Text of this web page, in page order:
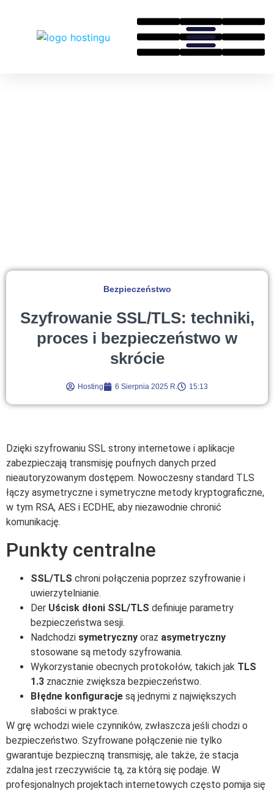
Bezpieczeństwo
Szyfrowanie SSL/TLS: techniki,
proces i bezpieczeństwo w
skrócie
Hosting 6 Sierpnia 2025 R. 15:13
Dzięki szyfrowaniu SSL strony internetowe i aplikacje
zabezpieczają transmisję poufnych danych przed
nieautoryzowanym dostępem. Nowoczesny standard TLS
łączy asymetryczne i symetryczne metody kryptograficzne,
w tym RSA, AES i ECDHE, aby niezawodnie chronić
komunikację.
Punkty centralne
SSL/TLS chroni połączenia poprzez szyfrowanie i
uwierzytelnianie.
Der Uścisk dłoni SSL/TLS definiuje parametry
bezpieczeństwa sesji.
Nadchodzi symetryczny oraz asymetryczny
stosowane są metody szyfrowania.
Wykorzystanie obecnych protokołów, takich jak TLS
1.3 znacznie zwiększa bezpieczeństwo.
Błędne konfiguracje są jednymi z największych
słabości w praktyce.
W grę wchodzi wiele czynników, zwłaszcza jeśli chodzi o
bezpieczeństwo. Szyfrowane połączenie nie tylko
gwarantuje bezpieczną transmisję, ale także, że stacja
zdalna jest rzeczywiście tą, za którą się podaje. W
profesjonalnych projektach internetowych często pomija się